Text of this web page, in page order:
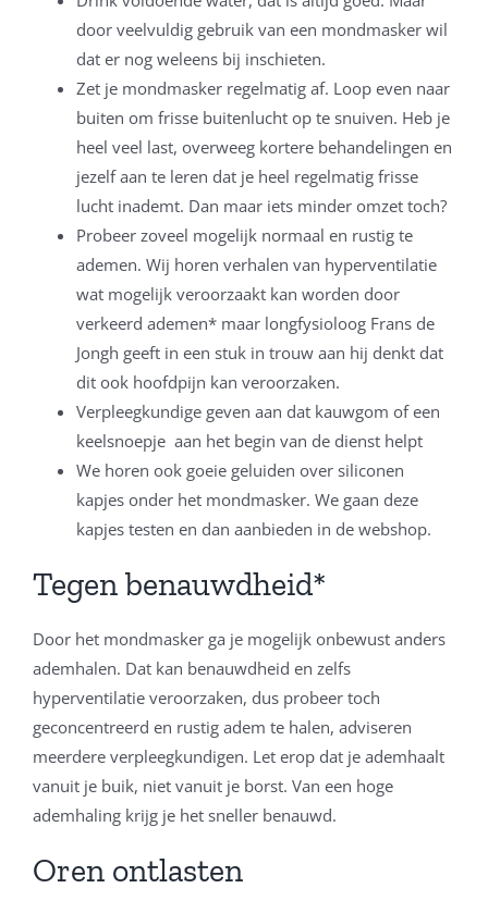
door veelvuldig gebruik van een mondmasker wil
dat er nog weleens bij inschieten.
Zet je mondmasker regelmatig af. Loop even naar
buiten om frisse buitenlucht op te snuiven. Heb je
heel veel last, overweeg kortere behandelingen en
jezelf aan te leren dat je heel regelmatig frisse
lucht inademt. Dan maar iets minder omzet toch?
Probeer zoveel mogelijk normaal en rustig te
ademen. Wij horen verhalen van hyperventilatie
wat mogelijk veroorzaakt kan worden door
verkeerd ademen* maar longfysioloog Frans de
Jongh geeft in een stuk in trouw aan hij denkt dat
dit ook hoofdpijn kan veroorzaken.
Verpleegkundige geven aan dat kauwgom of een
keelsnoepje aan het begin van de dienst helpt
We horen ook goeie geluiden over siliconen
kapjes onder het mondmasker. We gaan deze
kapjes testen en dan aanbieden in de webshop.
Tegen benauwdheid*
Door het mondmasker ga je mogelijk onbewust anders
ademhalen. Dat kan benauwdheid en zelfs
hyperventilatie veroorzaken, dus probeer toch
geconcentreerd en rustig adem te halen, adviseren
meerdere verpleegkundigen. Let erop dat je ademhaalt
vanuit je buik, niet vanuit je borst. Van een hoge
ademhaling krijg je het sneller benauwd.
Oren ontlasten